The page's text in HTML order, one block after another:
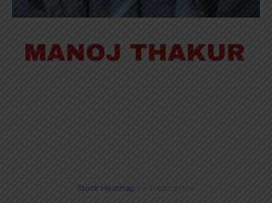
Stock Heatmap by TradingView